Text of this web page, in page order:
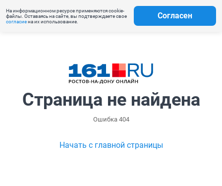
На информационном ресурсе применяются cookie-
файлы. Оставаясь на сайте, вы подтверждаете свое
согласиена их использование.
Согласен
Страница не найдена
Ошибка 404
Начать с главной страницы